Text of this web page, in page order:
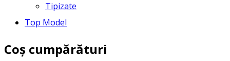
Tipizate
Top Model
Coș cumpărături